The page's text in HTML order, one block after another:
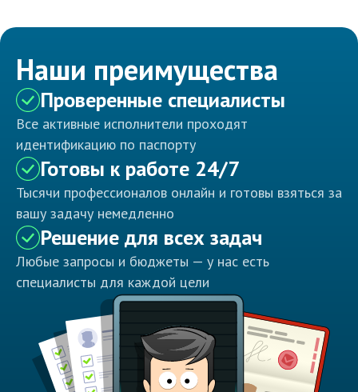
Наши преимущества
Проверенные специалисты
Все активные исполнители проходят
идентификацию по паспорту
Готовы к работе 24/7
Тысячи профессионалов онлайн и готовы взяться за
вашу задачу немедленно
Решение для всех задач
Любые запросы и бюджеты — у нас есть
специалисты для каждой цели